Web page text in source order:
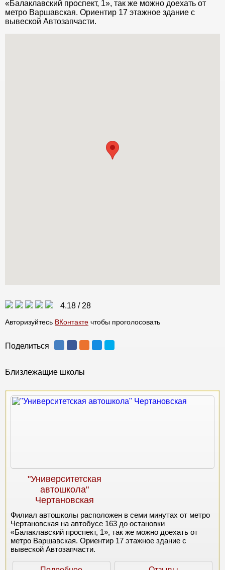
«Балаклавский проспект, 1», так же можно доехать от
метро Варшавская. Ориентир 17 этажное здание с
вывеской Автозапчасти.
4.18 / 28
Авторизуйтесь ВКонтакте чтобы проголосовать
Поделиться
Близлежащие школы
"Университетская
автошкола"
Чертановская
Филиал автошколы расположен в семи минутах от метро
Чертановская на автобусе 163 до остановки
«Балаклавский проспект, 1», так же можно доехать от
метро Варшавская. Ориентир 17 этажное здание с
вывеской Автозапчасти.